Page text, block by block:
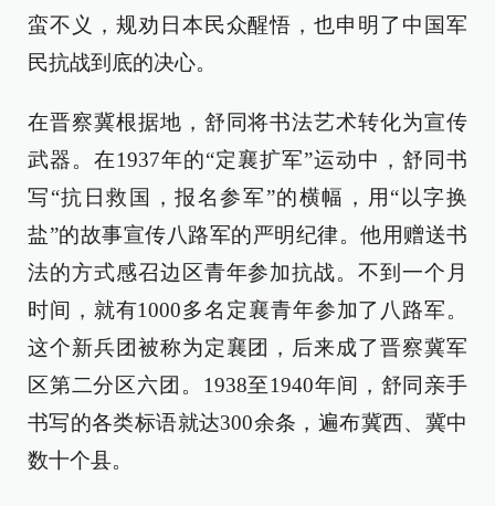
蛮不义，规劝日本民众醒悟，也申明了中国军
民抗战到底的决心。
在晋察冀根据地，舒同将书法艺术转化为宣传
武器。在1937年的“定襄扩军”运动中，舒同书
写“抗日救国，报名参军”的横幅，用“以字换
盐”的故事宣传八路军的严明纪律。他用赠送书
法的方式感召边区青年参加抗战。不到一个月
时间，就有1000多名定襄青年参加了八路军。
这个新兵团被称为定襄团，后来成了晋察冀军
区第二分区六团。1938至1940年间，舒同亲手
书写的各类标语就达300余条，遍布冀西、冀中
数十个县。